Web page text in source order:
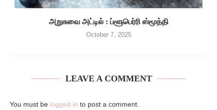
அறுசுவை அட்டில் : ப்ளூபெர்ரி ஸ்மூத்தி
October 7, 2025
LEAVE A COMMENT
You must be logged in to post a comment.